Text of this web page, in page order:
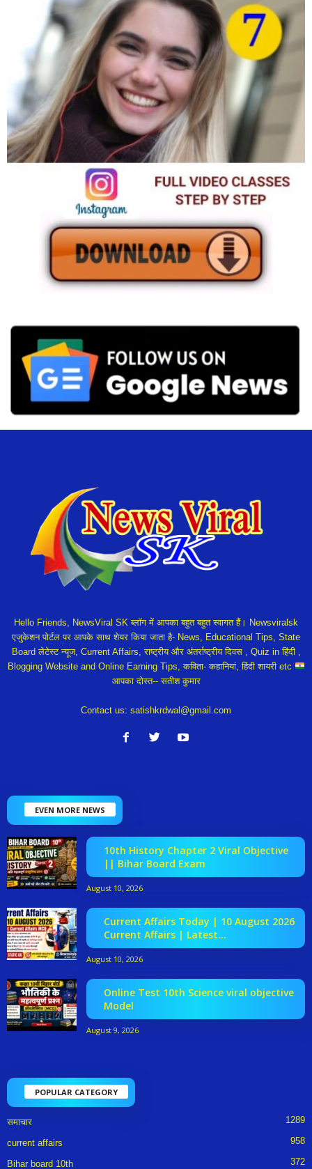
Hello Friends, NewsViral SK ब्लॉग में आपका बहुत बहुत स्वागत हैं। Newsviralsk
एजुकेशन पोर्टल पर आपके साथ शेयर किया जाता है- News, Educational Tips, State
Board लेटेस्ट न्यूज, Current Affairs, राष्ट्रीय और अंतर्राष्ट्रीय दिवस , Quiz in हिंदी ,
Blogging Website and Online Earning Tips, कविता- कहानियां, हिंदी शायरी etc
आपका दोस्त-- सतीश कुमार
Contact us: satishkrdwal@gmail.com
EVEN MORE NEWS
10th History Chapter 2 Viral Objective
|| Bihar Board Exam
August 10, 2026
Current Affairs Today | 10 August 2026
Current Affairs | Latest...
August 10, 2026
Online Test 10th Science viral objective
Model
August 9, 2026
POPULAR CATEGORY
समाचार 1289
current affairs 958
Bihar board 10th 372